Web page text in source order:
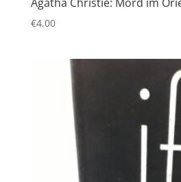
€4,00